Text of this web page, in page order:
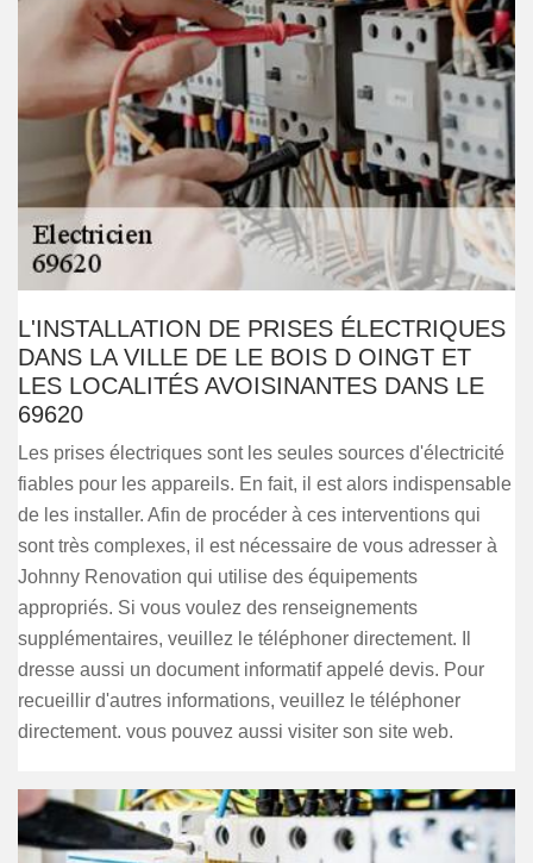
L'INSTALLATION DE PRISES ÉLECTRIQUES
DANS LA VILLE DE LE BOIS D OINGT ET
LES LOCALITÉS AVOISINANTES DANS LE
69620
Les prises électriques sont les seules sources d'électricité
fiables pour les appareils. En fait, il est alors indispensable
de les installer. Afin de procéder à ces interventions qui
sont très complexes, il est nécessaire de vous adresser à
Johnny Renovation qui utilise des équipements
appropriés. Si vous voulez des renseignements
supplémentaires, veuillez le téléphoner directement. Il
dresse aussi un document informatif appelé devis. Pour
recueillir d'autres informations, veuillez le téléphoner
directement. vous pouvez aussi visiter son site web.